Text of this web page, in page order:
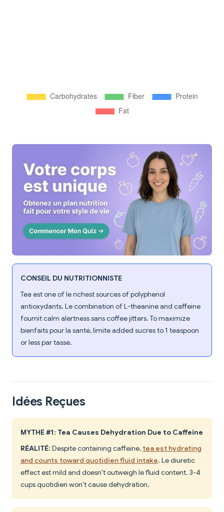
CONSEIL DU NUTRITIONNISTE
Tea est one of le richest sources of polyphenol
antioxydants. Le combination of L-theanine and caffeine
fournit calm alertness sans coffee jitters. To maximize
bienfaits pour la santé, limite added sucres to 1 teaspoon
or less par tasse.
Idées Reçues
MYTHE #1: Tea Causes Dehydration Due to Caffeine
RÉALITÉ: Despite containing caffeine, tea est hydrating
and counts toward quotidien fluid intake. Le diuretic
effect est mild and doesn't outweigh le fluid content. 3-4
cups quotidien won't cause dehydration.